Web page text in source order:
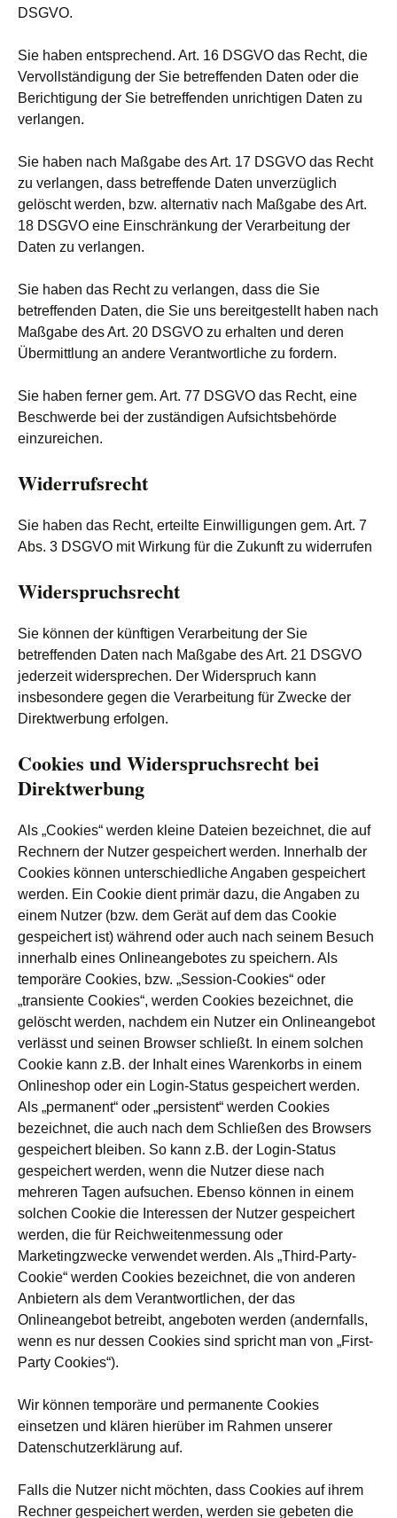
DSGVO.
Sie haben entsprechend. Art. 16 DSGVO das Recht, die
Vervollständigung der Sie betreffenden Daten oder die
Berichtigung der Sie betreffenden unrichtigen Daten zu
verlangen.
Sie haben nach Maßgabe des Art. 17 DSGVO das Recht
zu verlangen, dass betreffende Daten unverzüglich
gelöscht werden, bzw. alternativ nach Maßgabe des Art.
18 DSGVO eine Einschränkung der Verarbeitung der
Daten zu verlangen.
Sie haben das Recht zu verlangen, dass die Sie
betreffenden Daten, die Sie uns bereitgestellt haben nach
Maßgabe des Art. 20 DSGVO zu erhalten und deren
Übermittlung an andere Verantwortliche zu fordern.
Sie haben ferner gem. Art. 77 DSGVO das Recht, eine
Beschwerde bei der zuständigen Aufsichtsbehörde
einzureichen.
Widerrufsrecht
Sie haben das Recht, erteilte Einwilligungen gem. Art. 7
Abs. 3 DSGVO mit Wirkung für die Zukunft zu widerrufen
Widerspruchsrecht
Sie können der künftigen Verarbeitung der Sie
betreffenden Daten nach Maßgabe des Art. 21 DSGVO
jederzeit widersprechen. Der Widerspruch kann
insbesondere gegen die Verarbeitung für Zwecke der
Direktwerbung erfolgen.
Cookies und Widerspruchsrecht bei
Direktwerbung
Als „Cookies“ werden kleine Dateien bezeichnet, die auf
Rechnern der Nutzer gespeichert werden. Innerhalb der
Cookies können unterschiedliche Angaben gespeichert
werden. Ein Cookie dient primär dazu, die Angaben zu
einem Nutzer (bzw. dem Gerät auf dem das Cookie
gespeichert ist) während oder auch nach seinem Besuch
innerhalb eines Onlineangebotes zu speichern. Als
temporäre Cookies, bzw. „Session-Cookies“ oder
„transiente Cookies“, werden Cookies bezeichnet, die
gelöscht werden, nachdem ein Nutzer ein Onlineangebot
verlässt und seinen Browser schließt. In einem solchen
Cookie kann z.B. der Inhalt eines Warenkorbs in einem
Onlineshop oder ein Login-Status gespeichert werden.
Als „permanent“ oder „persistent“ werden Cookies
bezeichnet, die auch nach dem Schließen des Browsers
gespeichert bleiben. So kann z.B. der Login-Status
gespeichert werden, wenn die Nutzer diese nach
mehreren Tagen aufsuchen. Ebenso können in einem
solchen Cookie die Interessen der Nutzer gespeichert
werden, die für Reichweitenmessung oder
Marketingzwecke verwendet werden. Als „Third-Party-
Cookie“ werden Cookies bezeichnet, die von anderen
Anbietern als dem Verantwortlichen, der das
Onlineangebot betreibt, angeboten werden (andernfalls,
wenn es nur dessen Cookies sind spricht man von „First-
Party Cookies“).
Wir können temporäre und permanente Cookies
einsetzen und klären hierüber im Rahmen unserer
Datenschutzerklärung auf.
Falls die Nutzer nicht möchten, dass Cookies auf ihrem
Rechner gespeichert werden, werden sie gebeten die